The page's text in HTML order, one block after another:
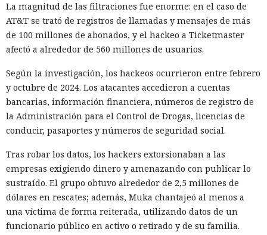
La magnitud de las filtraciones fue enorme: en el caso de
AT&T se trató de registros de llamadas y mensajes de más
de 100 millones de abonados, y el hackeo a Ticketmaster
afectó a alrededor de 560 millones de usuarios.
Según la investigación, los hackeos ocurrieron entre febrero
y octubre de 2024. Los atacantes accedieron a cuentas
bancarias, información financiera, números de registro de
la Administración para el Control de Drogas, licencias de
conducir, pasaportes y números de seguridad social.
Tras robar los datos, los hackers extorsionaban a las
empresas exigiendo dinero y amenazando con publicar lo
sustraído. El grupo obtuvo alrededor de 2,5 millones de
dólares en rescates; además, Muka chantajeó al menos a
una víctima de forma reiterada, utilizando datos de un
funcionario público en activo o retirado y de su familia.